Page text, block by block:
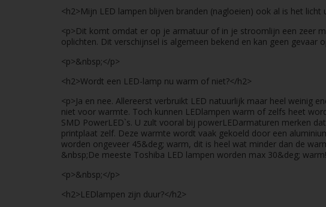
<h2>Mijn LED lampen blijven branden (nagloeien) ook al is het licht
<p>Dit komt omdat er op je armatuur of in je stroomlijn een zeer
oplichten. Dit verschijnsel is algemeen bekend en kan geen gevaar
<p>&nbsp;</p>
<h2>Wordt een LED-lamp nu warm of niet?</h2>
<p>Ja en nee. Allereerst verbruikt LED natuurlijk maar heel weinig
niet voor warmte. Toch kunnen LEDlampen warm of zelfs heet
SMD PowerLED`s. U zult vooral bij powerLEDarmaturen merken
printplaat zelf. Deze warmte wordt vaak gekoeld door een
worden ongeveer 45&deg; warm, dit is heel wat minder dan de
&nbsp;De meeste Toshiba LED lampen worden max 30&deg;
<p>&nbsp;</p>
<h2>LEDlampen zijn duur?</h2>